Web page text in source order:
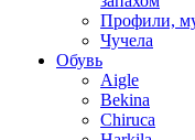
Профили,
Чучела
Обувь
Aigle
Bekina
Chiruсa